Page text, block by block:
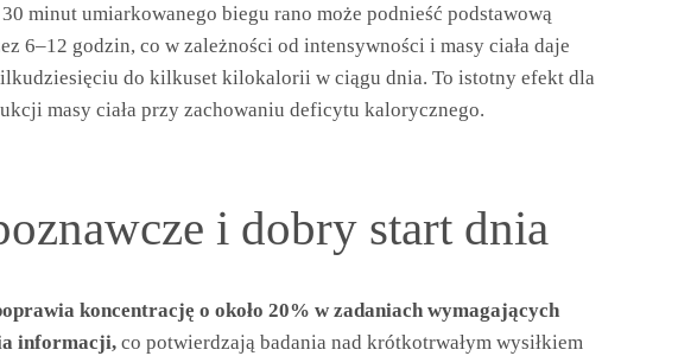
minut umiarkowanego biegu rano może podnieść podstawową
6–12 godzin, co w zależności od intensywności i masy ciała daje
do kilkuset kilokalorii w ciągu dnia. To istotny efekt dla
masy ciała przy zachowaniu deficytu kalorycznego.
i dobry start dnia
koncentrację o około 20% w zadaniach wymagających
informacji, co potwierdzają badania nad krótkotrwałym wysiłkiem